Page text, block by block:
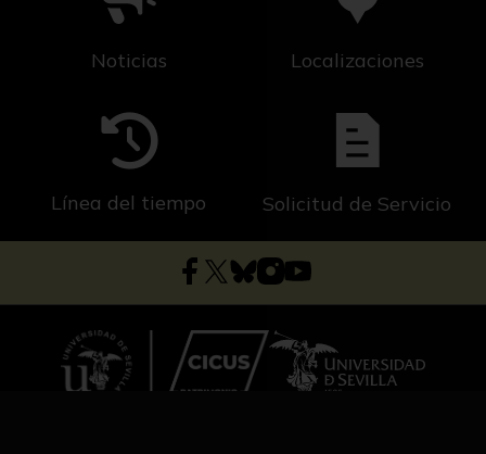
Noticias Localizaciones
Línea del tiempo Solicitud de Servicio